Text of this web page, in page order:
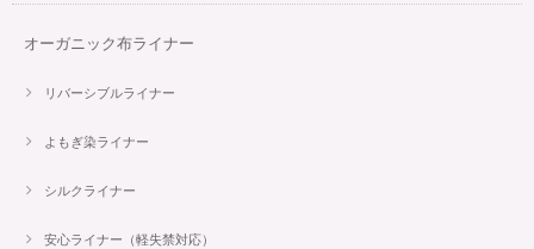
オーガニック布ライナー
リバーシブルライナー
よもぎ染ライナー
シルクライナー
安心ライナー（軽失禁対応）